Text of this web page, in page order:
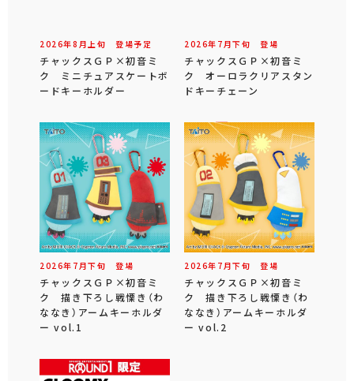
2026年8 月 上旬 登場予定
チャックスＧＰ×初音ミ
ク ミニチュアスケートボ
ードキーホルダー
2026年 7 月下旬 登場
チャックスＧＰ×初音ミ
ク オーロラクリアスタン
ドキーチェーン
2026年 7 月下旬 登場
チャックスＧＰ×初音ミ
ク 描き下ろし戦慄き（わ
ななき）アームキーホルダ
ー vol.1
2026年 7 月下旬 登場
チャックスＧＰ×初音ミ
ク 描き下ろし戦慄き（わ
ななき）アームキーホルダ
ー vol.2